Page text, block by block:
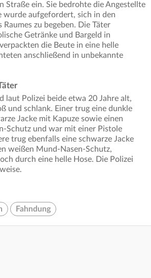
Straße ein. Sie bedrohte die Angestellte
wurde aufgefordert, sich in den
Raumes zu begeben. Die Täter
Getränke und Bargeld in
die Beute in eine helle
anschließend in unbekannte
laut Polizei beide etwa 20 Jahre alt,
und schlank. Einer trug eine dunkle
Jacke mit Kapuze sowie einen
Schutz und war mit einer Pistole
trug ebenfalls eine schwarze Jacke
weißen Mund-Nasen-Schutz,
durch eine helle Hose. Die Polizei
Fahndung